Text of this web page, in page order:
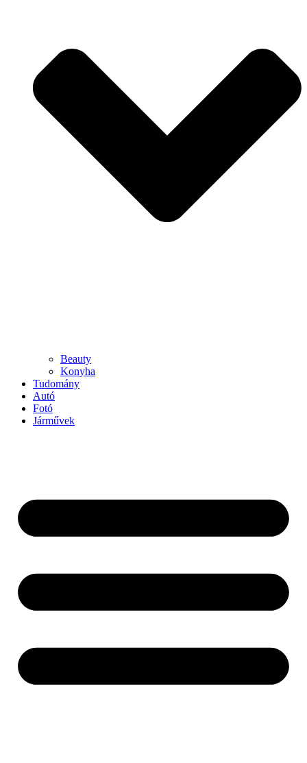
Beauty
Konyha
Tudomány
Autó
Fotó
Járművek